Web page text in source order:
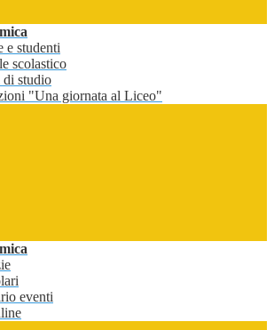
e studenti
scolastico
di studio
"Una giornata al Liceo"
eventi